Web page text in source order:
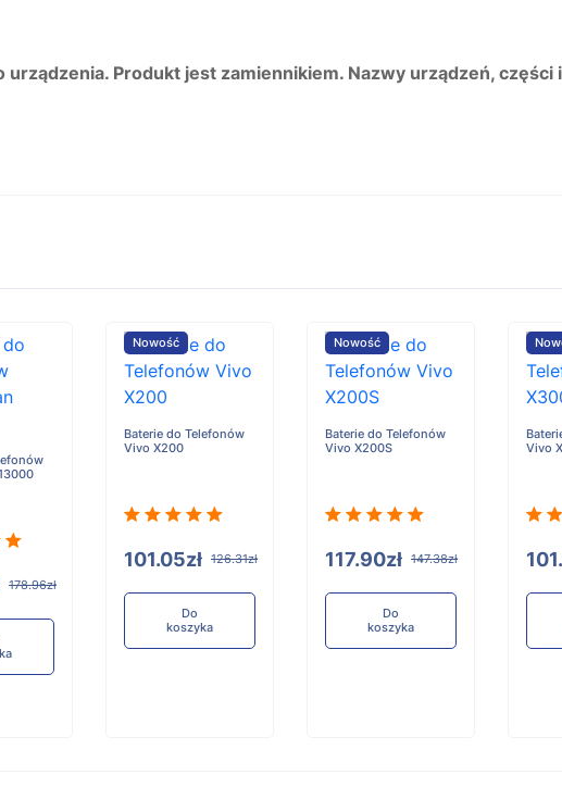
Produkt jest zamiennikiem. Nazwy urządzeń, części
178.96zł
Nowość
Baterie do Telefonów
Vivo X200
101.05zł 126.31zł
Do
koszyka
Nowość
Baterie do Telefonów
Vivo X200S
117.90zł 147.38zł
Do
koszyka
Vivo